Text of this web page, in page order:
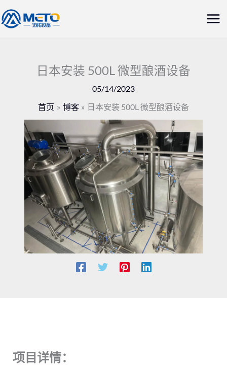
至
主
日本安装 500L 微型酿酒设备
05/14/2023
首页
博客 日本安装 500L 微型酿酒设备
项目详情：